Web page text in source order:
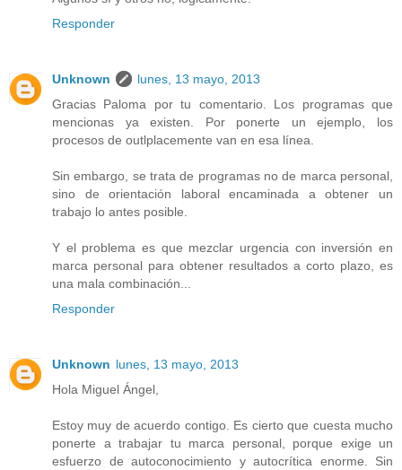
Responder
Unknown
lunes, 13 mayo, 2013
Gracias Paloma por tu comentario. Los programas que
mencionas ya existen. Por ponerte un ejemplo, los
procesos de outlplacemente van en esa línea.
Sin embargo, se trata de programas no de marca personal,
sino de orientación laboral encaminada a obtener un
trabajo lo antes posible.
Y el problema es que mezclar urgencia con inversión en
marca personal para obtener resultados a corto plazo, es
una mala combinación...
Responder
Unknown lunes, 13 mayo, 2013
Hola Miguel Ángel,
Estoy muy de acuerdo contigo. Es cierto que cuesta mucho
ponerte a trabajar tu marca personal, porque exige un
esfuerzo de autoconocimiento y autocrítica enorme. Sin